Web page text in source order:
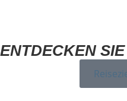
ENTDECKEN